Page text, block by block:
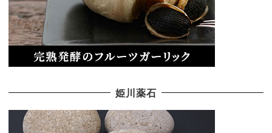
姫川薬石